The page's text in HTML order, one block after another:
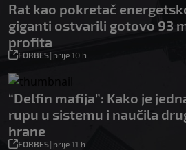
Rat kao pokretač
giganti ostvarili gotovo 93
profita
FORBES| prije 10 h
“Delfin mafija”: Kako je
rupu u sistemu i naučila
hrane
FORBES| prije 11 h